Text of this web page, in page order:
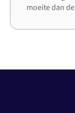
moeite dan